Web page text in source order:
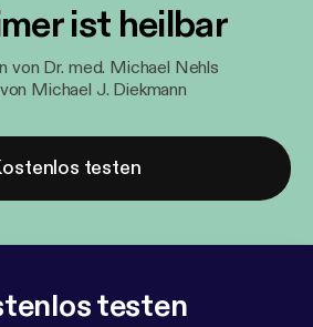
ist heilbar
von Dr. med. Michael Nehls
Michael J. Diekmann
testen
testen